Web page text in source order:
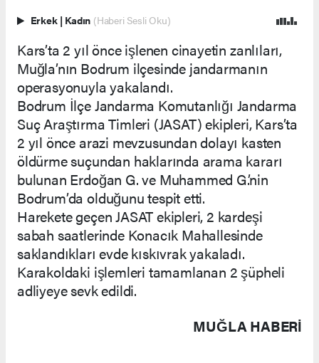
Erkek | Kadın (Haberi Sesli Oku)
Kars’ta 2 yıl önce işlenen cinayetin zanlıları,
Muğla’nın Bodrum ilçesinde jandarmanın
operasyonuyla yakalandı.
Bodrum İlçe Jandarma Komutanlığı Jandarma
Suç Araştırma Timleri (JASAT) ekipleri, Kars’ta
2 yıl önce arazi mevzusundan dolayı kasten
öldürme suçundan haklarında arama kararı
bulunan Erdoğan G. ve Muhammed G.’nin
Bodrum’da olduğunu tespit etti.
Harekete geçen JASAT ekipleri, 2 kardeşi
sabah saatlerinde Konacık Mahallesinde
saklandıkları evde kıskıvrak yakaladı.
Karakoldaki işlemleri tamamlanan 2 şüpheli
adliyeye sevk edildi.
MUĞLA HABERİ